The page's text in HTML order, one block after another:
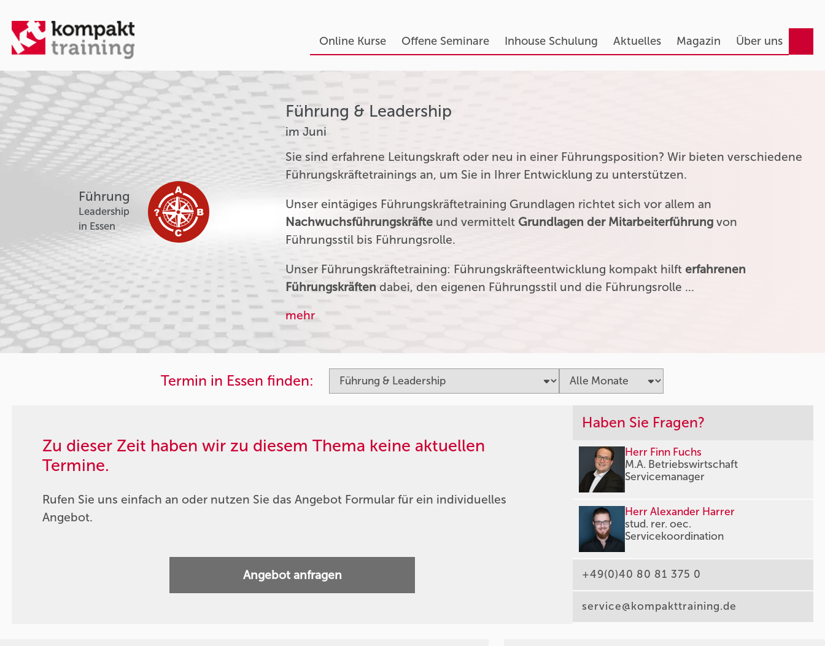
Online Kurse Offene Seminare Inhouse Schulung Aktuelles Magazin Über uns
Führung
Leadership
in Essen
Führung & Leadership
im Juni
Sie sind erfahrene Leitungskraft oder neu in einer Führungsposition? Wir bieten verschiedene
Führungskräftetrainings an, um Sie in Ihrer Entwicklung zu unterstützen.
Unser eintägiges Führungskräftetraining Grundlagen richtet sich vor allem an
Nachwuchsführungskräfte und vermittelt Grundlagen der Mitarbeiterführung von
Führungsstil bis Führungsrolle.
Unser Führungskräftetraining: Führungskräfteentwicklung kompakt hilfterfahrenen
Führungskräften dabei, den eigenen Führungsstil und die Führungsrolle …
mehr
Termin in Essen finden:
Zu dieser Zeit haben wir zu diesem Thema keine aktuellen
Termine.
Rufen Sie uns einfach an oder nutzen Sie das Angebot Formular für ein individuelles
Angebot.
Angebot anfragen
Haben Sie Fragen?
Herr Finn Fuchs
M.A. Betriebswirtschaft
Servicemanager
Herr Alexander Harrer
stud. rer. oec.
Servicekoordination
+49(0)40 80 81 375 0
service@kompakttraining.de